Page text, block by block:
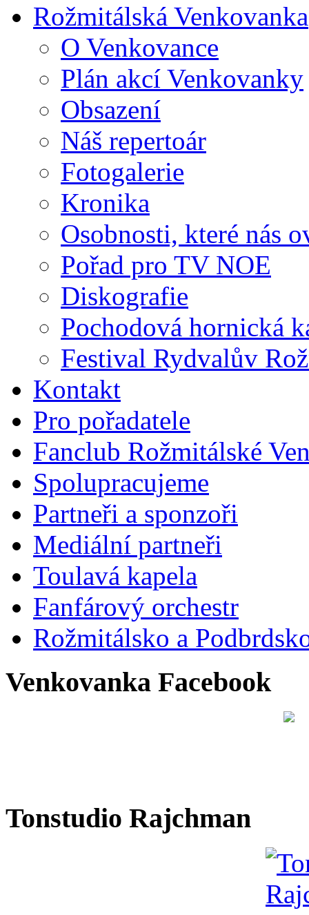
Rožmitálská Venkovanka
O Venkovance
Plán akcí Venkovanky
Obsazení
Náš repertoár
Fotogalerie
Kronika
Osobnosti, které nás
Pořad pro TV NOE
Diskografie
Pochodová hornická
Festival Rydvalův
Kontakt
Pro pořadatele
Fanclub Rožmitálské
Spolupracujeme
Partneři a sponzoři
Mediální partneři
Toulavá kapela
Fanfárový orchestr
Rožmitálsko a
Venkovanka Facebook
Tonstudio Rajchman